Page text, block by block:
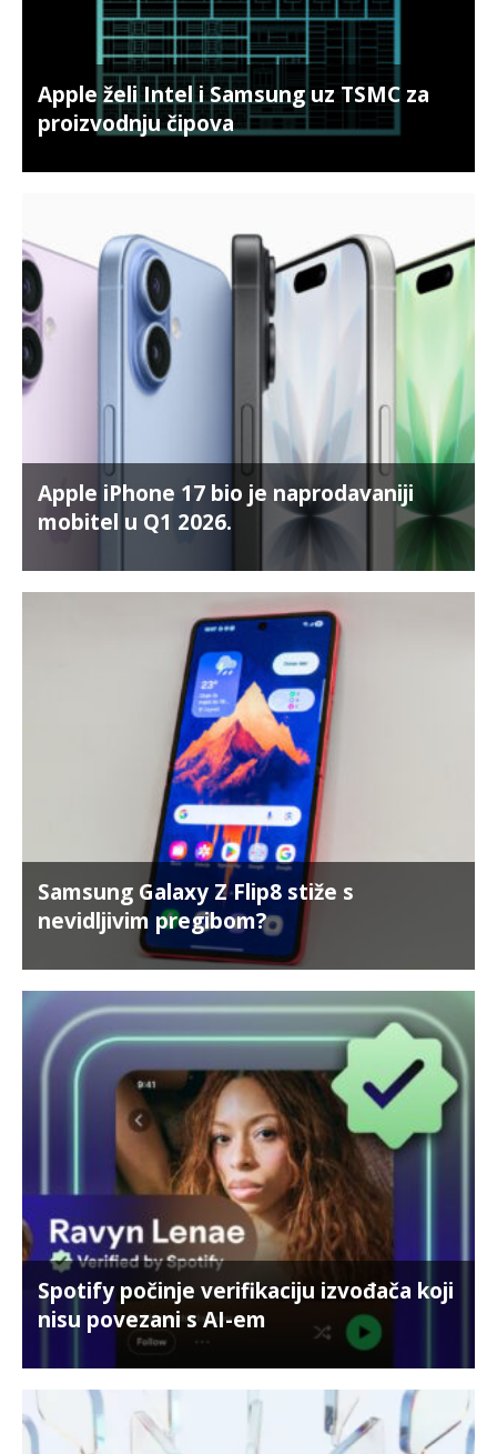
Apple želi Intel i Samsung uz TSMC za
proizvodnju čipova
Apple iPhone 17 bio je naprodavaniji
mobitel u Q1 2026.
Samsung Galaxy Z Flip8 stiže s
nevidljivim pregibom?
Spotify počinje verifikaciju izvođača koji
nisu povezani s AI-em